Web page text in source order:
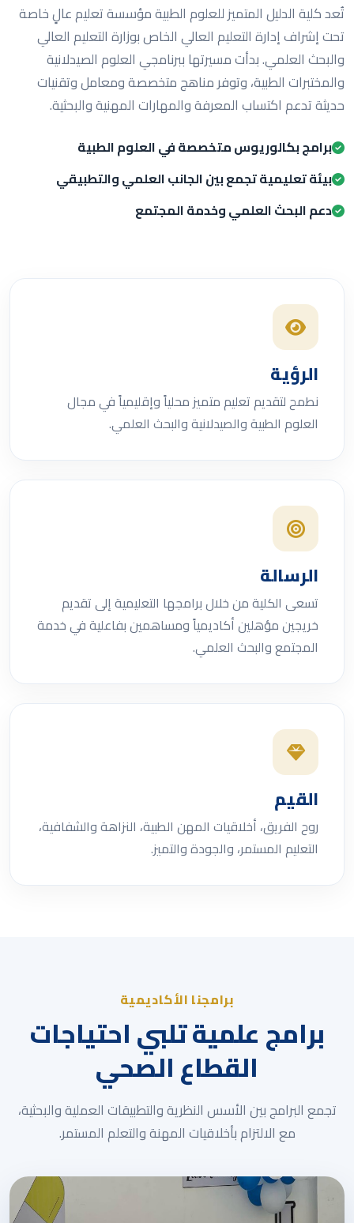
تُعد كلية الدليل المتميز للعلوم الطبية مؤسسة تعليم عالٍ خاصة
تحت إشراف إدارة التعليم العالي الخاص بوزارة التعليم العالي
والبحث العلمي. بدأت مسيرتها ببرنامجي العلوم الصيدلانية
والمختبرات الطبية، وتوفر مناهج متخصصة ومعامل وتقنيات
حديثة تدعم اكتساب المعرفة والمهارات المهنية والبحثية.
برامج بكالوريوس متخصصة في العلوم الطبية
بيئة تعليمية تجمع بين الجانب العلمي والتطبيقي
دعم البحث العلمي وخدمة المجتمع
الرؤية
نطمح لتقديم تعليم متميز محلياً وإقليمياً في مجال
العلوم الطبية والصيدلانية والبحث العلمي.
الرسالة
تسعى الكلية من خلال برامجها التعليمية إلى تقديم
خريجين مؤهلين أكاديمياً ومساهمين بفاعلية في خدمة
المجتمع والبحث العلمي.
القيم
روح الفريق، أخلاقيات المهن الطبية، النزاهة والشفافية،
التعليم المستمر، والجودة والتميز.
برامجنا الأكاديمية
برامج علمية تلبي احتياجات
القطاع الصحي
تجمع البرامج بين الأسس النظرية والتطبيقات العملية والبحثية،
مع الالتزام بأخلاقيات المهنة والتعلم المستمر.